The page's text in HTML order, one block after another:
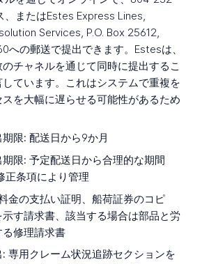
、またはEstes Express Lines,
Services, P.O. Box 25612,
への郵送で提出できます。Estesは、
チャネルを通じて同時に提出するこ
ています。これはシステムで重複を
を大幅に遅らせる可能性があるため
限: 配送日から9か月
限: 予定配送日から合理的な期間
正条項により管理
金の支払い証明、船荷証券のコピ
す請求書、該当する場合は部品と労
修理請求書
: 専用クレーム状況追跡セクションを